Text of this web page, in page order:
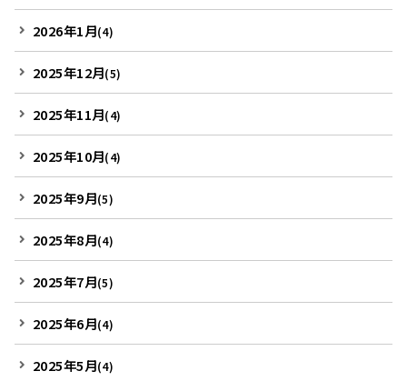
2026年1月(4)
2025年12月(5)
2025年11月(4)
2025年10月(4)
2025年9月(5)
2025年8月(4)
2025年7月(5)
2025年6月(4)
2025年5月(4)